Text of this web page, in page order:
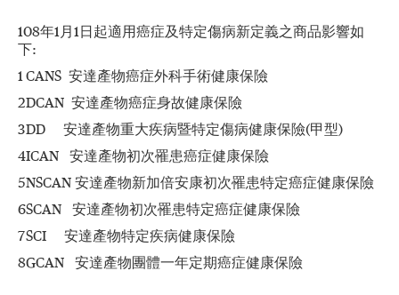
108年1月1日起適用癌症及特定傷病新定義之商品影響如
下:
1CANS 安達產物癌症外科手術健康保險
2DCAN 安達產物癌症身故健康保險
3DD 安達產物重大疾病暨特定傷病健康保險(甲型)
4ICAN 安達產物初次罹患癌症健康保險
5NSCAN 安達產物新加倍安康初次罹患特定癌症健康保險
6SCAN 安達產物初次罹患特定癌症健康保險
7SCI 安達產物特定疾病健康保險
8GCAN 安達產物團體一年定期癌症健康保險